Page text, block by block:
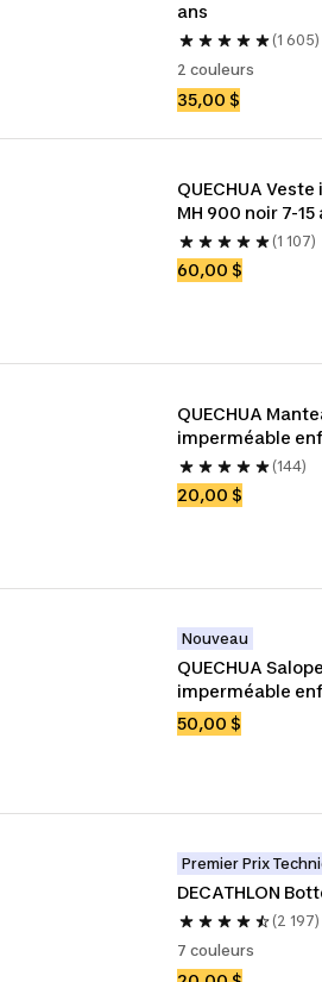
ans
(1 605)
2 couleurs
35,00 $
QUECHUA
MH 900 noir 7-15
(1 107)
60,00 $
QUECHUA
imperméable
(144)
20,00 $
Nouveau
QUECHUA
imperméable
50,00 $
Premier Prix
DECATHLON
(2 197)
7 couleurs